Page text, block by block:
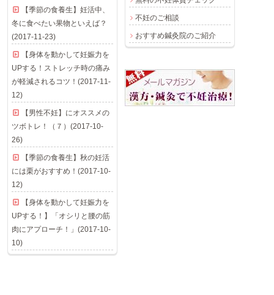
不妊のご相談
おすすめ鍼灸院のご紹介
【季節の食養生】妊活中、
冬に食べたい果物といえば？
(2017-11-23)
【身体を動かして妊娠力を
UPする！ストレッチ時の痛み
が軽減されるコツ！(2017-11-
12)
【男性不妊】にオススメの
ツボトレ！（７）(2017-10-
26)
【季節の食養生】秋の妊活
には栗がおすすめ！(2017-10-
12)
【身体を動かして妊娠力を
UPする！】「オシリと腰の筋
肉にアプローチ！」(2017-10-
10)